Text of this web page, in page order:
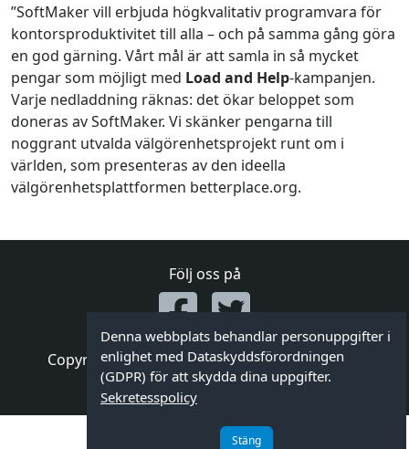
”SoftMaker vill erbjuda högkvalitativ programvara för
kontorsproduktivitet till alla – och på samma gång göra
en god gärning. Vårt mål är att samla in så mycket
pengar som möjligt med Load and Help-kampanjen.
Varje nedladdning räknas: det ökar beloppet som
doneras av SoftMaker. Vi skänker pengarna till
noggrant utvalda välgörenhetsprojekt runt om i
världen, som presenteras av den ideella
välgörenhetsplattformen betterplace.org.
Denna webbplats behandlar personuppgifter i
enlighet med Dataskyddsförordningen
(GDPR) för att skydda dina uppgifter.
Sekretesspolicy
Stäng
Följ oss på
Copyright © 2026SoftMaker|Kontakta oss
Sekretesspolicy